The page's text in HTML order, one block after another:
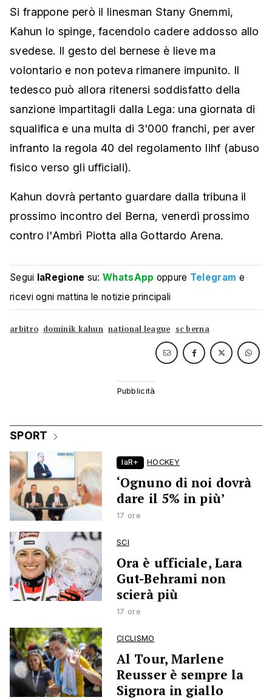
Si frappone però il linesman Stany Gnemmi,
Kahun lo spinge, facendolo cadere addosso allo
svedese. Il gesto del bernese è lieve ma
volontario e non poteva rimanere impunito. Il
tedesco può allora ritenersi soddisfatto della
sanzione impartitagli dalla Lega: una giornata di
squalifica e una multa di 3'000 franchi, per aver
infranto la regola 40 del regolamento Iihf (abuso
fisico verso gli ufficiali).
Kahun dovrà pertanto guardare dalla tribuna il
prossimo incontro del Berna, venerdì prossimo
contro l'Ambrì Piotta alla Gottardo Arena.
Segui laRegione su:WhatsApp oppure Telegram e
ricevi ogni mattina le notizie principali
arbitro dominik kahun national league sc berna
SPORT
laR+ HOCKEY
‘Ognuno di noi dovrà
dare il 5% in più’
17 ore
SCI
Ora è ufficiale, Lara
Gut-Behrami non
scierà più
17 ore
CICLISMO
Al Tour, Marlene
Reusser è sempre la
Signora in giallo